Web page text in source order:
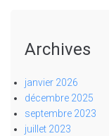
Archives
janvier 2026
décembre 2025
septembre 2023
juillet 2023